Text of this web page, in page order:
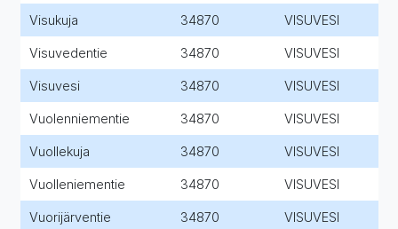
Visukuja 34870 VISUVESI
Visuvedentie 34870 VISUVESI
Visuvesi 34870 VISUVESI
Vuolenniementie 34870 VISUVESI
Vuollekuja 34870 VISUVESI
Vuolleniementie 34870 VISUVESI
Vuorijärventie 34870 VISUVESI